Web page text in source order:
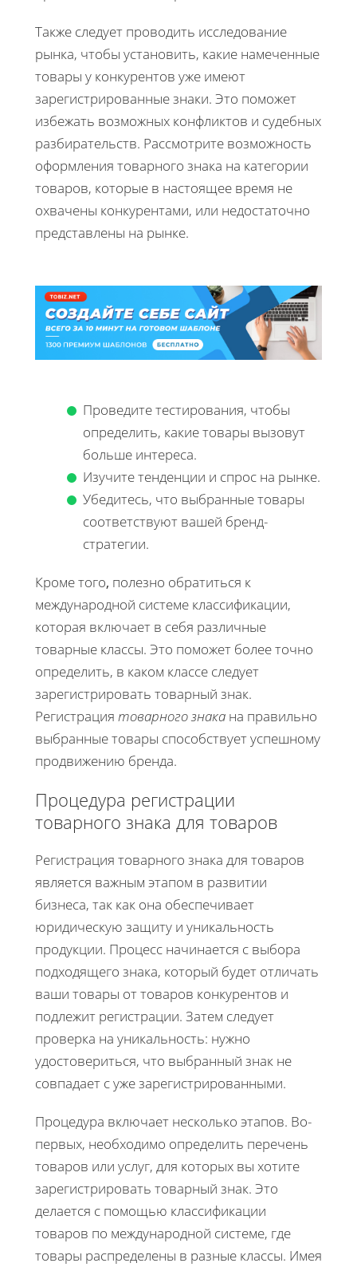
Также следует проводить исследование
рынка, чтобы установить, какие намеченные
товары у конкурентов уже имеют
зарегистрированные знаки. Это поможет
избежать возможных конфликтов и судебных
разбирательств. Рассмотрите возможность
оформления товарного знака на категории
товаров, которые в настоящее время не
охвачены конкурентами, или недостаточно
представлены на рынке.
Проведите тестирования, чтобы
определить, какие товары вызовут
больше интереса.
Изучите тенденции и спрос на рынке.
Убедитесь, что выбранные товары
соответствуют вашей бренд-
стратегии.
Кроме того, полезно обратиться к
международной системе классификации,
которая включает в себя различные
товарные классы. Это поможет более точно
определить, в каком классе следует
зарегистрировать товарный знак.
Регистрация товарного знака на правильно
выбранные товары способствует успешному
продвижению бренда.
Процедура регистрации
товарного знака для товаров
Регистрация товарного знака для товаров
является важным этапом в развитии
бизнеса, так как она обеспечивает
юридическую защиту и уникальность
продукции. Процесс начинается с выбора
подходящего знака, который будет отличать
ваши товары от товаров конкурентов и
подлежит регистрации. Затем следует
проверка на уникальность: нужно
удостовериться, что выбранный знак не
совпадает с уже зарегистрированными.
Процедура включает несколько этапов. Во-
первых, необходимо определить перечень
товаров или услуг, для которых вы хотите
зарегистрировать товарный знак. Это
делается с помощью классификации
товаров по международной системе, где
товары распределены в разные классы. Имея